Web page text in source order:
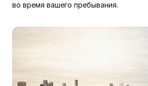
во время вашего пребывания.